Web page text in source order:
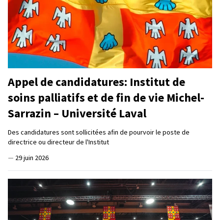
Appel de candidatures: Institut de
soins palliatifs et de fin de vie Michel-
Sarrazin – Université Laval
Des candidatures sont sollicitées afin de pourvoir le poste de
directrice ou directeur de l'Institut
— 29 juin 2026